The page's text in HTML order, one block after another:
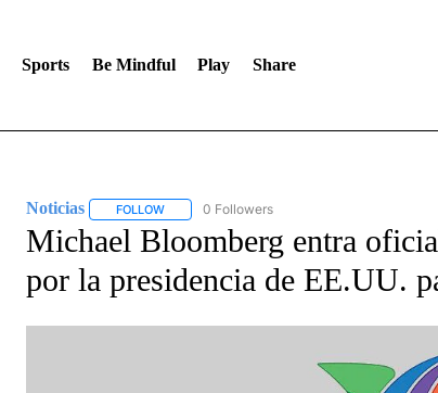
Sports Be Mindful Play Share
Noticias FOLLOWFOLLOW "NOTICIAS" TO RECEIVE
0 Followers
Michael Bloomberg entra
por la presidencia de EE.UU.